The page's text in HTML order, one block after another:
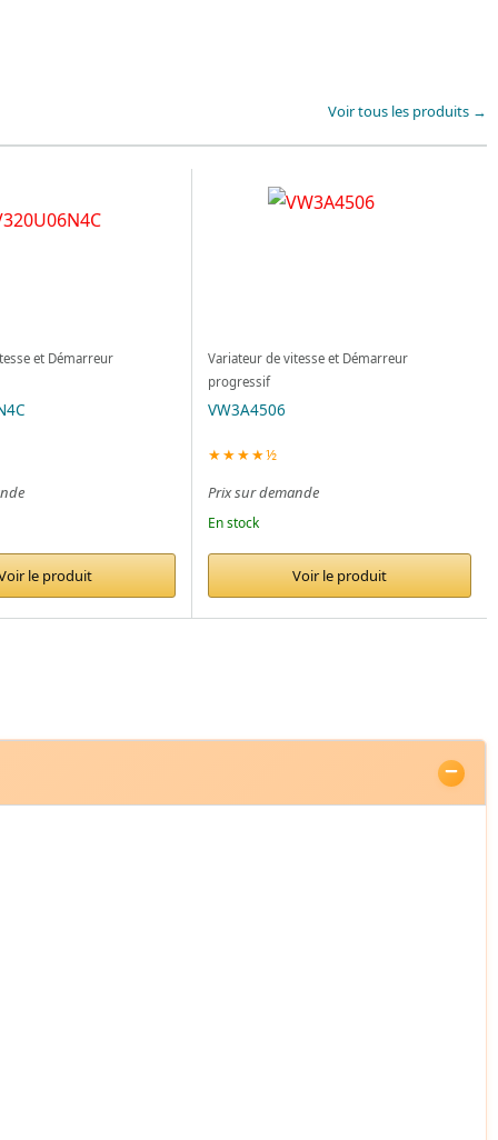
Voir tous les produits →
et Démarreur
le produit
Variateur de vitesse et Démarreur
progressif
VW3A4506
★★★★½
Prix sur demande
En stock
Voir le produit